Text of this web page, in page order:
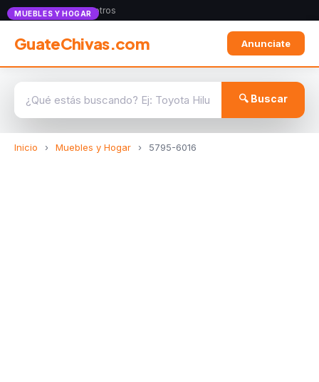
Anunciate con nosotros
GuateChivas.com Anunciate
🔍 Buscar
Inicio › Muebles y Hogar › 5795-6016
MUEBLES Y HOGAR